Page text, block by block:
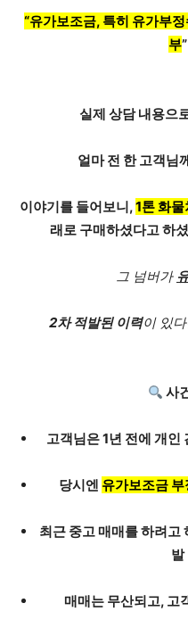
“유가보조금, 특히 유가부
부
실제 상담 내용으
얼마 전 한 고객님
이야기를 들어보니,1톤 화
래로 구매하셨다고 하
그 넘버가
2차 적발된 이력이 있
사
고객님은1년 전에 개인
당시엔 유가보조금
최근 중고 매매를 하려고
발
매매는 무산되고, 고